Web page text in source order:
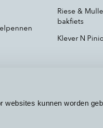
websites kunnen worden
Riese &
bakfiets
Klever N